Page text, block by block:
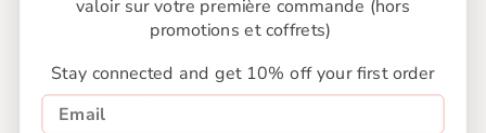
MY-KARE
valoir sur votre première commande (hors
promotions et coffrets)
Stay connected and get 10% off your first order